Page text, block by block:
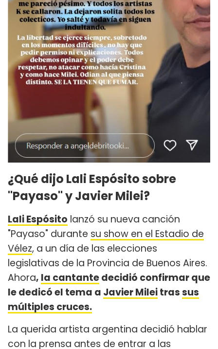
¿Qué dijo Lali Espósito sobre
"Payaso" y Javier Milei?
Lali Espósito lanzó su nueva canción
"Payaso" durante su show en el Estadio de
Vélez, a un día de las elecciones
legislativas de la Provincia de Buenos Aires.
Ahora, la cantantedecidió confirmar que
le dedicó el tema a Javier Mileitrassus
múltiples cruces.
La querida artista argentina decidió hablar
con la prensa antes de entrar a las